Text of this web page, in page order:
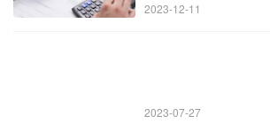
2023-12-11
2023-07-27